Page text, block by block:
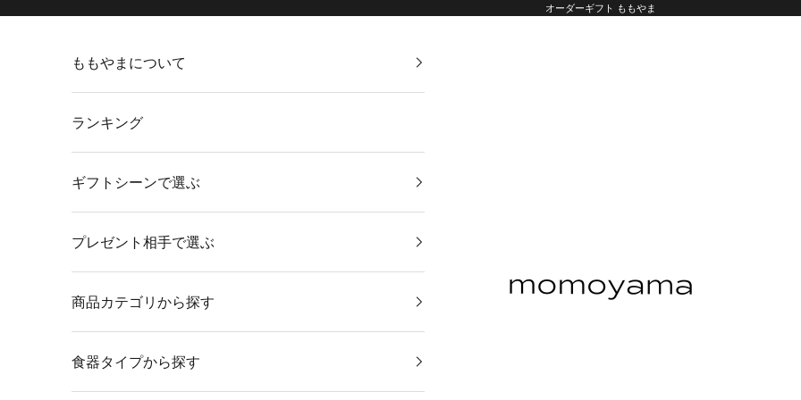
オーダーギフト ももやま
ももやまについて
ランキング
ギフトシーンで選ぶ
プレゼント相手で選ぶ
商品カテゴリから探す
食器タイプから探す